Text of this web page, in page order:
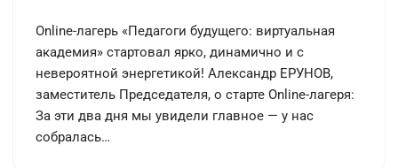
Online-лагерь «Педагоги будущего: виртуальная
академия» стартовал ярко, динамично и с
невероятной энергетикой! Александр ЕРУНОВ,
заместитель Председателя, о старте Online-лагеря:
За эти два дня мы увидели главное — у нас
собралась…